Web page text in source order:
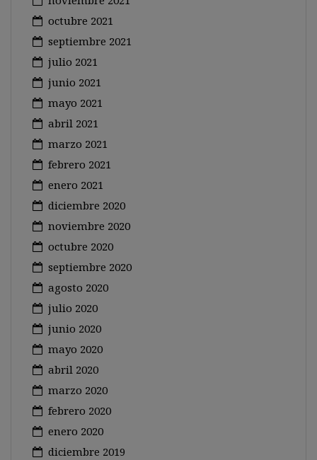
octubre 2021
septiembre 2021
julio 2021
junio 2021
mayo 2021
abril 2021
marzo 2021
febrero 2021
enero 2021
diciembre 2020
noviembre 2020
octubre 2020
septiembre 2020
agosto 2020
julio 2020
junio 2020
mayo 2020
abril 2020
marzo 2020
febrero 2020
enero 2020
diciembre 2019